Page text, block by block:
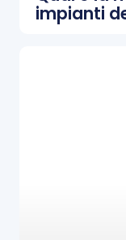
impianti